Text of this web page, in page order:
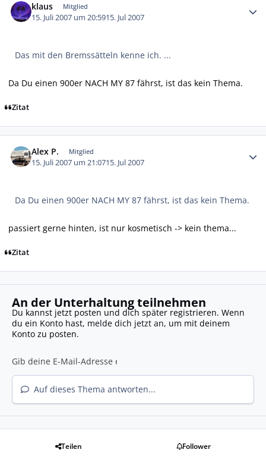
klaus Mitglied
15. Juli 2007 um 20:5915. Jul 2007
Das mit den Bremssätteln kenne ich. ...
Da Du einen 900er NACH MY 87 fährst, ist das kein Thema.
Zitat
Alex P. Mitglied
15. Juli 2007 um 21:0715. Jul 2007
Da Du einen 900er NACH MY 87 fährst, ist das kein Thema.
passiert gerne hinten, ist nur kosmetisch -> kein thema...
Zitat
An der Unterhaltung teilnehmen
Du kannst jetzt posten und dich später registrieren. Wenn
du ein Konto hast, melde dich jetzt an, um mit deinem
Konto zu posten.
Auf dieses Thema antworten...
Teilen Follower